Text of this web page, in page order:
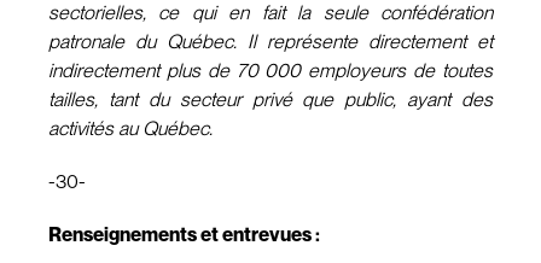
sectorielles, ce qui en fait la seule confédération
patronale du Québec. Il représente directement et
indirectement plus de 70 000 employeurs de toutes
tailles, tant du secteur privé que public, ayant des
activités au Québec.
-30-
Renseignements et entrevues :